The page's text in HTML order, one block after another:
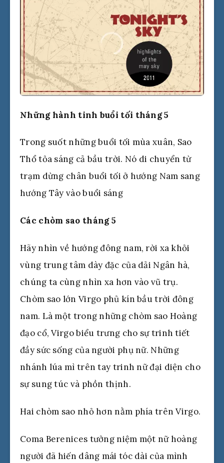
Những hành tinh buổi tối tháng 5
Trong suốt những buổi tối mùa xuân, Sao
Thổ tỏa sáng cả bầu trời. Nó di chuyển từ
trạm dừng chân buổi tối ở hướng Nam sang
hướng Tây vào buổi sáng
Các chòm sao tháng 5
Hãy nhìn về hướng đông nam, rời xa khỏi
vùng trung tâm dày đặc của dải Ngân hà,
chúng ta cùng nhìn xa hơn vào vũ trụ.
Chòm sao lớn Virgo phủ kín bầu trời đông
nam. Là một trong những chòm sao Hoàng
đạo cổ, Virgo biểu trưng cho sự trinh tiết
đầy sức sống của người phụ nữ. Những
nhánh lúa mì trên tay trinh nữ đại diện cho
sự sung túc và phồn thịnh.
Hai chòm sao nhỏ hơn nằm phía trên Virgo.
Coma Berenices tưởng niệm một nữ hoàng
người đã hiến dâng mái tóc dài của mình